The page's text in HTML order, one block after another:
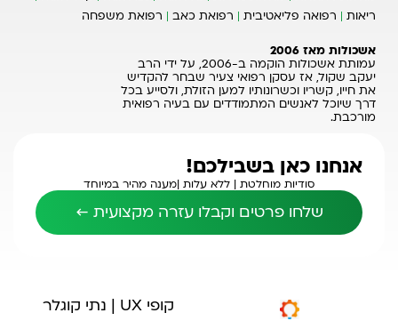
ריאות
רפואה פליאטיבית רפואת כאב רפואת משפחה
אשכולות מאז 2006
עמותת אשכולות הוקמה ב-2006, על ידי הרב
יעקב שקול, אז עסקן רפואי צעיר שבחר להקדיש
את חייו, קשריו וכשרונותיו למען הזולת, ולסייע בכל
דרך שיוכל לאנשים המתמודדים עם בעיה רפואית
מורכבת.
אנחנו כאן בשבילכם!
סודיות מוחלטת | ללא עלות |מענה מהיר במיוחד
שלחו פרטים וקבלו עזרה מקצועית ←
קופי UX | נתי קוגלר